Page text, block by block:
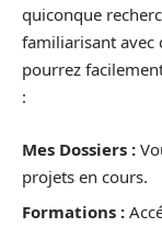
quiconque
familiarisant avec
pourrez
:
Mes Dossiers :
projets en cours.
Formations :